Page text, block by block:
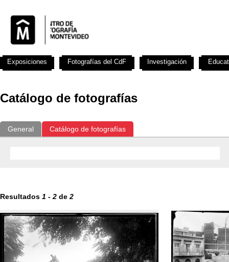
Catálogo de fotografías
General Catálogo de fotografías
Resultados 1 - 2 de 2
Exposiciones Fotografías del CdF Investigación